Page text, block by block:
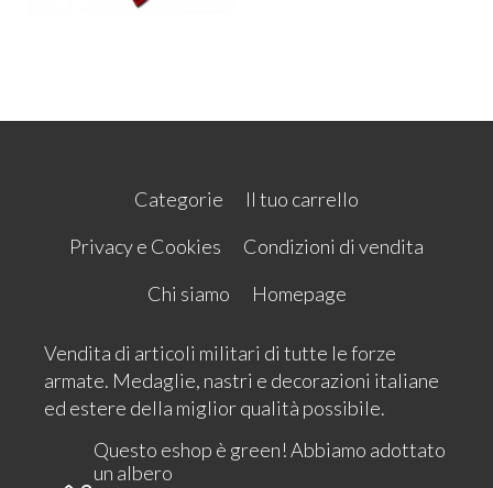
Categorie
Il tuo carrello
Privacy e Cookies
Condizioni di vendita
Chi siamo
Homepage
Vendita di articoli militari di tutte le forze
armate. Medaglie, nastri e decorazioni italiane
ed estere della miglior qualità possibile.
Questo eshop è green! Abbiamo adottato
un albero